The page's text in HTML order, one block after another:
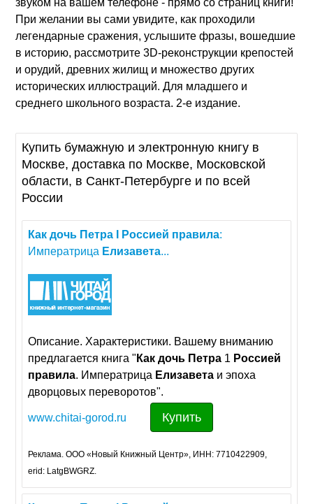
звуком на вашем телефоне - прямо со страниц книги!
При желании вы сами увидите, как проходили
легендарные сражения, услышите фразы, вошедшие
в историю, рассмотрите 3D-реконструкции крепостей
и орудий, древних жилищ и множество других
исторических иллюстраций. Для младшего и
среднего школьного возраста. 2-е издание.
Купить бумажную и электронную книгу в
Москве, доставка по Москве, Московской
области, в Санкт-Петербурге и по всей
России
Как дочь Петра Россией правила:
Императрица Елизавета...
Описание. Характеристики. Вашему вниманию
предлагается книга " Как дочь Петра 1 Россией
правила. Императрица Елизавета и эпоха
дворцовых переворотов".
www.chitai-gorod.ru Купить
Реклама. ООО «Новый Книжный Центр», ИНН: 7710422909,
erid: LatgBWGRZ.